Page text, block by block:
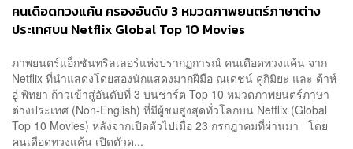
คนเดือดทวงแค้น ครองอันดับ 3 หมวดภาพยนตร์ภาษาต่าง
ประเทศบน Netflix Global Top 10 Movies
ภาพยนตร์แอ็กชันทริลเลอร์แห่งปรากฏการณ์ คนเดือดทวงแค้น จาก
Netflix ที่นำแสดงโดยสองนักแสดงมากฝีมือ ณเดชน์ คูกิมิยะ และ ต้าห์
อู๋ พิทยา ก้าวเข้าสู่อันดับที่ 3 บนชาร์ต Top 10 หมวดภาพยนตร์ภาษา
ต่างประเทศ (Non-English) ที่มีผู้ชมสูงสุดทั่วโลกบน Netflix (Global
Top 10 Movies) หลังจากเปิดตัวไปเมื่อ 23 กรกฎาคมที่ผ่านมา โดย
คนเดือดทวงแค้น เปิดตัวด...